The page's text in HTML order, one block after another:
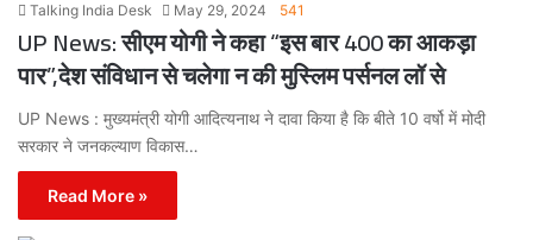
Talking India Desk May 29, 2024 541
UP News: सीएम योगी ने कहा “इस बार 400 का आकड़ा
पार”,देश संविधान से चलेगा न की मुस्लिम पर्सनल लॉ से
UP News : मुख्यमंत्री योगी आदित्यनाथ ने दावा किया है कि बीते 10 वर्षो में मोदी
सरकार ने जनकल्याण विकास…
Read More »